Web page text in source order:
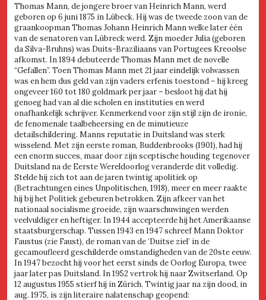
Thomas Mann, de jongere broer van Heinrich Mann, werd
geboren op 6 juni 1875 in Lübeck. Hij was de tweede zoon van de
graankoopman Thomas Johann Heinrich Mann welke later één
van de senatoren van Lübreck werd. Zijn moeder Julia (geboren
da Silva-Bruhns) was Duits-Braziliaans van Portugees Kreoolse
afkomst. In 1894 debuteerde Thomas Mann met de novelle
“Gefallen”. Toen Thomas Mann met 21 jaar eindelijk volwassen
was en hem dus geld van zijn vaders erfenis toestond – hij kreeg
ongeveer 160 tot 180 goldmark per jaar – besloot hij dat hij
genoeg had van al die scholen en instituties en werd
onafhankelijk schrijver. Kenmerkend voor zijn stijl zijn de ironie,
de fenomenale taalbeheersing en de minutieuze
detailschildering. Manns reputatie in Duitsland was sterk
wisselend. Met zijn eerste roman, Buddenbrooks (1901), had hij
een enorm succes, maar door zijn sceptische houding tegenover
Duitsland na de Eerste Wereldoorlog veranderde dit volledig.
Stelde hij zich tot aan de jaren twintig apolitiek op
(Betrachtungen eines Unpolitischen, 1918), meer en meer raakte
hij bij het Politiek gebeuren betrokken. Zijn afkeer van het
nationaal socialisme groeide, zijn waarschuwingen werden
veelvuldiger en heftiger. In 1944 accepteerde hij het Amerikaanse
staatsburgerschap. Tussen 1943 en 1947 schreef Mann Doktor
Faustus (zie Faust), de roman van de ‘Duitse ziel’ in de
gecamoufleerd geschilderde omstandigheden van de 20ste eeuw.
In 1947 bezocht hij voor het eerst sinds de Oorlog Europa, twee
jaar later pas Duitsland. In 1952 vertrok hij naar Zwitserland. Op
12 augustus 1955 stierf hij in Zürich. Twintig jaar na zijn dood, in
aug. 1975, is zijn literaire nalatenschap geopend: